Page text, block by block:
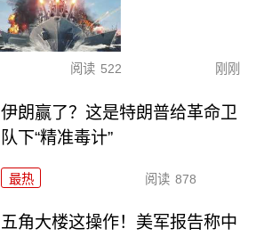
阅读 522 刚刚
伊朗赢了？这是特朗普给革命卫
队下“精准毒计”
最热 阅读 878
五角大楼这操作！美军报告称中